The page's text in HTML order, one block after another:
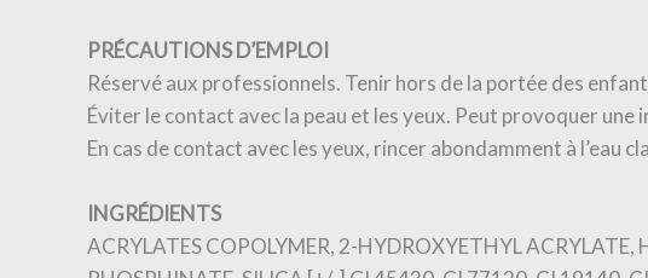
PRÉCAUTIONS D’EMPLOI
Réservé aux professionnels. Tenir hors de la portée des
Éviter le contact avec la peau et les yeux. Peut provoquer
En cas de contact avec les yeux, rincer abondamment à l’eau
INGRÉDIENTS
ACRYLATES COPOLYMER, 2-HYDROXYETHYL